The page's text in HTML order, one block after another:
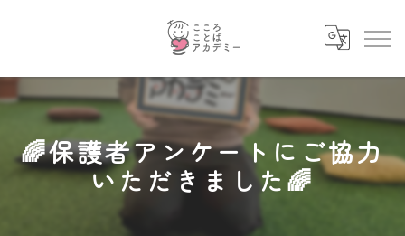
🌈保護者アンケートにご協力
いただきました🌈